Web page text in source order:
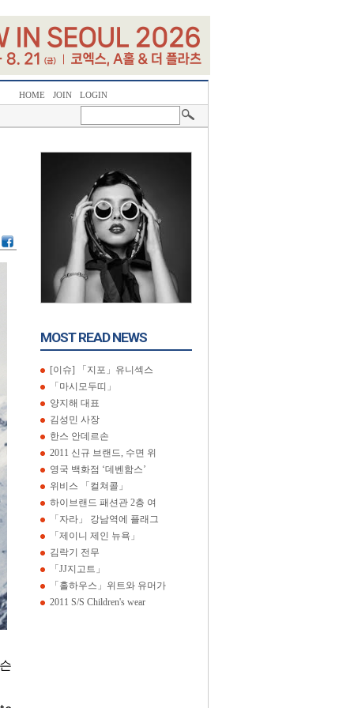
HOME JOIN LOGIN
MOST READ NEWS
[이슈] 「지포」유니섹스
「마시모두띠」
양지해 대표
김성민 사장
한스 안데르손
2011 신규 브랜드, 수면 위
영국 백화점 ‘데벤함스’
위비스 「컬쳐콜」
하이브랜드 패션관 2층 여
「자라」 강남역에 플래그
「제이니 제인 뉴욕」
김락기 전무
「JJ지고트」
「홀하우스」위트와 유머가
2011 S/S Children's wear